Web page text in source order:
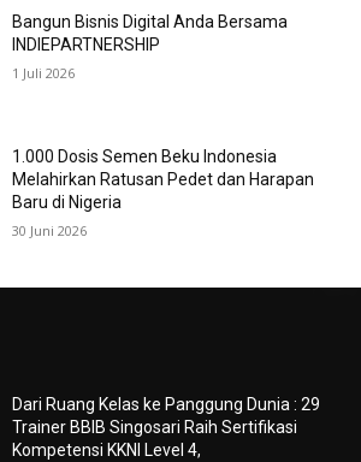
Bangun Bisnis Digital Anda Bersama
INDIEPARTNERSHIP
1 Juli 2026
1.000 Dosis Semen Beku Indonesia
Melahirkan Ratusan Pedet dan Harapan
Baru di Nigeria
30 Juni 2026
Dari Ruang Kelas ke Panggung Dunia : 29
Trainer BBIB Singosari Raih Sertifikasi
Kompetensi KKNI Level 4,